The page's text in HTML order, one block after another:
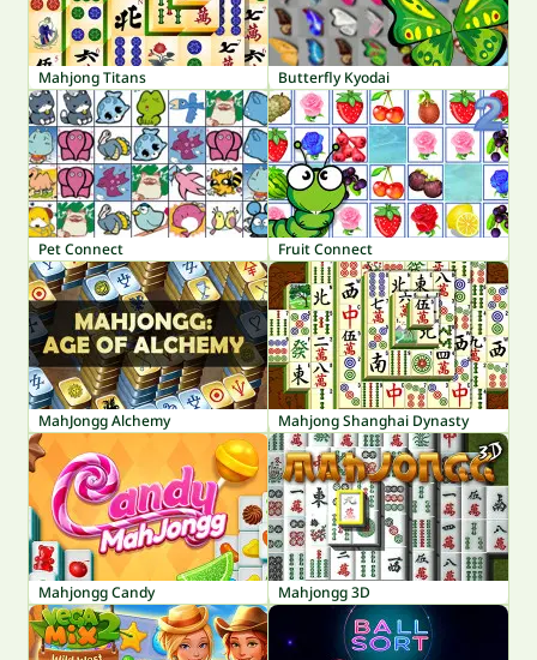
Mahjong Titans Butterfly Kyodai
Pet Connect Fruit Connect
MahJongg Alchemy Mahjong Shanghai Dynasty
Mahjongg Candy Mahjongg 3D